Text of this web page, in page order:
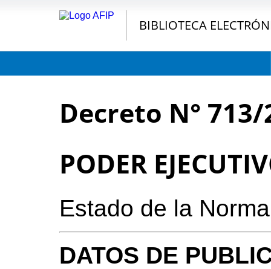
BIBLIOTECA
Decreto N° 713/
PODER
Estado de la
DATOS DE